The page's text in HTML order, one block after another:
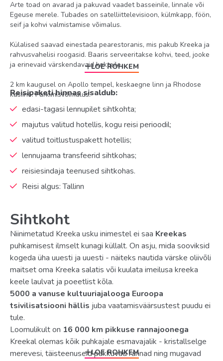
Arte toad on avarad ja pakuvad vaadet basseinile, linnale või
Egeuse merele. Tubades on satelliittelevisioon, külmkapp, föön,
seif ja kohvi valmistamise võimalus.
Külalised saavad einestada pearestoranis, mis pakub Kreeka ja
rahvusvahelisi roogasid. Baaris serveeritakse kohvi, teed, jooke
ja erinevaid värskendavaid kokteile.
2 km kaugusel on Apollo tempel, keskaegne linn ja Rhodose
kasiino. Parkimisvõimalus.
LOE ROHKEM
Reisipaketi hinnas sisaldub:
edasi-tagasi lennupilet sihtkohta;
majutus valitud hotellis, kogu reisi perioodil;
valitud toitlustuspakett hotellis;
lennujaama transfeerid sihtkohas;
reisiesindaja teenused sihtkohas.
Reisi algus: Tallinn
Sihtkoht
Niinimetatud Kreeka usku inimestel ei saa Kreekas
puhkamisest ilmselt kunagi küllalt. On asju, mida sooviksid
kogeda üha uuesti ja uuesti - näiteks nautida värske oliivõli
maitset oma Kreeka salatis või kuulata imeilusa kreeka
keele laulvat ja poeetlist kõla.
5000 a vanuse kultuuriajalooga Euroopa
tsivilisatsiooni hällis juba vaatamisväärsustest puudu ei
tule.
Loomulikult on 16 000 km pikkuse rannajoonega
Kreekal olemas kõik puhkajale esmavajalik - kristallselge
merevesi, täisteenuseid pakkuvad rannad ning mugavad
LOE ROHKEM